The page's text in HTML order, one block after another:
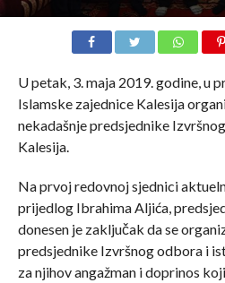
U petak, 3. maja 2019. godine, u
Islamske zajednice Kalesija
nekadašnje predsjednike
Kalesija.
Na prvoj redovnoj sjednici
prijedlog Ibrahima Aljića,
donesen je zaključak da se
predsjednike Izvršnog odbora i
za njihov angažman i doprinos